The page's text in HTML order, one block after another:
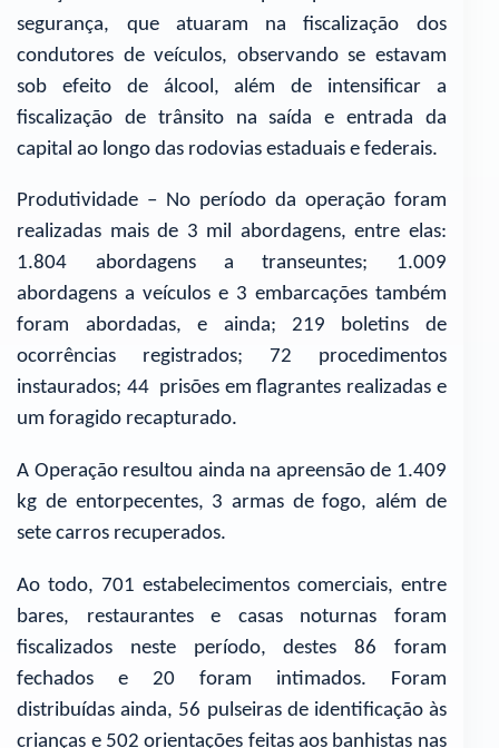
segurança, que atuaram na fiscalização dos
condutores de veículos, observando se estavam
sob efeito de álcool, além de intensificar a
fiscalização de trânsito na saída e entrada da
capital ao longo das rodovias estaduais e federais.
Produtividade – No período da operação foram
realizadas mais de 3 mil abordagens, entre elas:
1.804 abordagens a transeuntes; 1.009
abordagens a veículos e 3 embarcações também
foram abordadas, e ainda; 219 boletins de
ocorrências registrados; 72 procedimentos
instaurados; 44 prisões em flagrantes realizadas e
um foragido recapturado.
A Operação resultou ainda na apreensão de 1.409
kg de entorpecentes, 3 armas de fogo, além de
sete carros recuperados.
Ao todo, 701 estabelecimentos comerciais, entre
bares, restaurantes e casas noturnas foram
fiscalizados neste período, destes 86 foram
fechados e 20 foram intimados. Foram
distribuídas ainda, 56 pulseiras de identificação às
crianças e 502 orientações feitas aos banhistas nas